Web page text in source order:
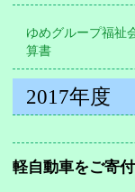
ゆめグループ福祉
算書
2017年度
軽自動車をご寄